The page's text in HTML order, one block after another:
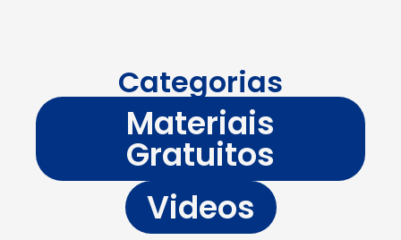
Categorias
Materiais
Gratuitos
Videos